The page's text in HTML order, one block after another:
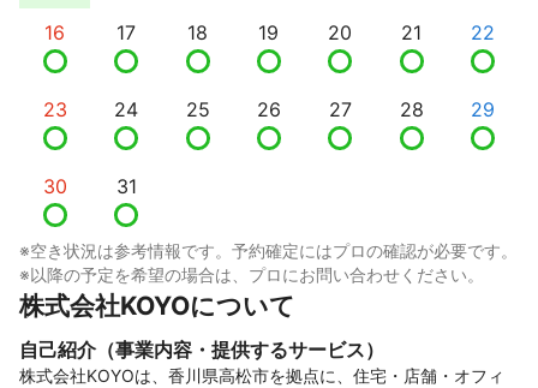
16 17 18 19 20 21 22
23 24 25 26 27 28 29
30 31
※空き状況は参考情報です。予約確定にはプロの確認が必要です。
※以降の予定を希望の場合は、プロにお問い合わせください。
株式会社KOYOについて
自己紹介（事業内容・提供するサービス）
株式会社KOYOは、香川県高松市を拠点に、住宅・店舗・オフィ